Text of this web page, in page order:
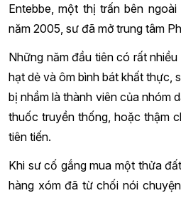
Entebbe, một thị trấn bên
năm 2005, sư đã mở trung tâm
Những năm đầu tiên có rất
hạt dẻ và ôm bình bát khất thực,
bị nhầm là thành viên của nhóm
thuốc truyền thống, hoặc thậm
tiên tiến.
Khi sư cố gắng mua một thửa
hàng xóm đã từ chối nói